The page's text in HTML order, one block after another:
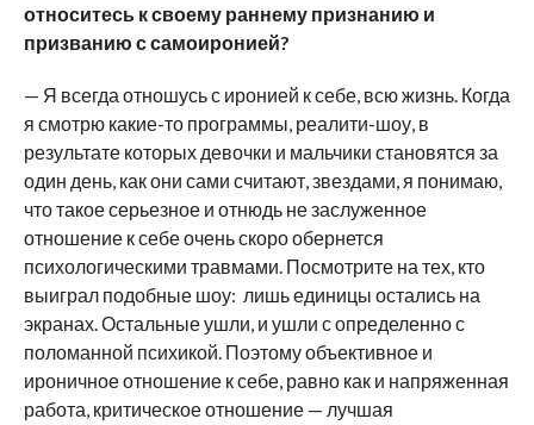
относитесь к своему раннему признанию и
призванию с самоиронией?
— Я всегда отношусь с иронией к себе, всю жизнь. Когда
я смотрю какие-то программы, реалити-шоу, в
результате которых девочки и мальчики становятся за
один день, как они сами считают, звездами, я понимаю,
что такое серьезное и отнюдь не заслуженное
отношение к себе очень скоро обернется
психологическими травмами. Посмотрите на тех, кто
выиграл подобные шоу: лишь единицы остались на
экранах. Остальные ушли, и ушли с определенно с
поломанной психикой. Поэтому объективное и
ироничное отношение к себе, равно как и напряженная
работа, критическое отношение — лучшая